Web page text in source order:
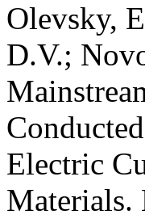
Olevsky,
D.V.;
Electric
Materials.